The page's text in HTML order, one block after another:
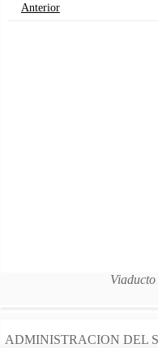
Anterior
ADMINISTRACION DEL